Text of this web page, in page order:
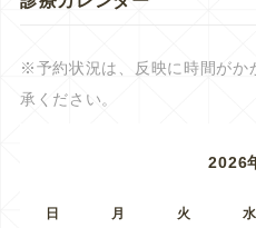
※予約状況は、反映に時間がか
承ください。
2026
日 月 火 水